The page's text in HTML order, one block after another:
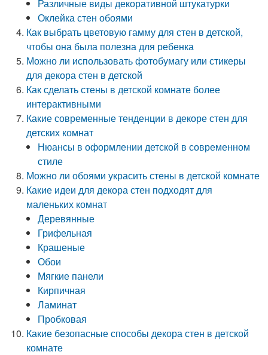
Различные виды декоративной штукатурки
Оклейка стен обоями
Как выбрать цветовую гамму для стен в детской,
чтобы она была полезна для ребенка
Можно ли использовать фотобумагу или стикеры
для декора стен в детской
Как сделать стены в детской комнате более
интерактивными
Какие современные тенденции в декоре стен для
детских комнат
Нюансы в оформлении детской в современном
стиле
Можно ли обоями украсить стены в детской комнате
Какие идеи для декора стен подходят для
маленьких комнат
Деревянные
Грифельная
Крашеные
Обои
Мягкие панели
Кирпичная
Ламинат
Пробковая
Какие безопасные способы декора стен в детской
комнате